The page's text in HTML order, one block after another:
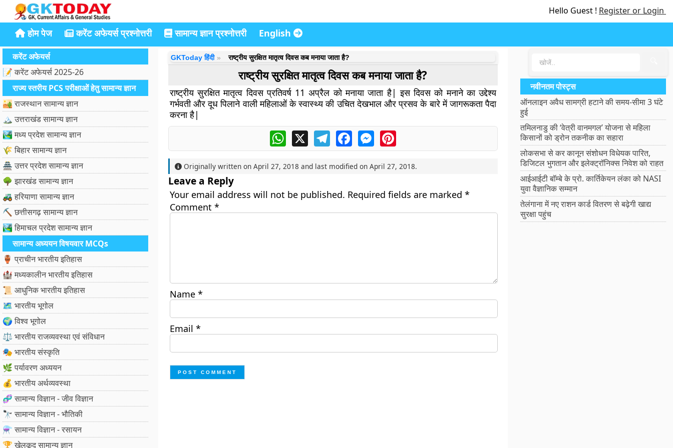
Hello Guest ! Register or Login
होम पेज करेंट अफेयर्स प्रश्नोत्तरी सामान्य ज्ञान प्रश्नोत्तरी English
करेंट अफेयर्स
📝 करेंट अफेयर्स 2025-26
राज्य स्तरीय PCS परीक्षाओं हेतु सामान्य ज्ञान
🏜️ राजस्थान सामान्य ज्ञान
🏔️ उत्तराखंड सामान्य ज्ञान
🏞️ मध्य प्रदेश सामान्य ज्ञान
🌾 बिहार सामान्य ज्ञान
🏯 उत्तर प्रदेश सामान्य ज्ञान
🌳 झारखंड सामान्य ज्ञान
🚜 हरियाणा सामान्य ज्ञान
⛏️ छत्तीसगढ़ सामान्य ज्ञान
🏞️ हिमाचल प्रदेश सामान्य ज्ञान
सामान्य अध्ययन विषयवार MCQs
🏺 प्राचीन भारतीय इतिहास
🏰 मध्यकालीन भारतीय इतिहास
📜 आधुनिक भारतीय इतिहास
🗺️ भारतीय भूगोल
🌍 विश्व भूगोल
⚖️ भारतीय राजव्यवस्था एवं संविधान
🎭 भारतीय संस्कृति
🌿 पर्यावरण अध्ययन
💰 भारतीय अर्थव्यवस्था
🧬 सामान्य विज्ञान - जीव विज्ञान
🔭 सामान्य विज्ञान - भौतिकी
⚗️ सामान्य विज्ञान - रसायन
🏆 खेलकूद सामान्य ज्ञान
GKToday हिंदी राष्ट्रीय सुरक्षित मातृत्व दिवस कब मनाया जाता है?
राष्ट्रीय सुरक्षित मातृत्व दिवस कब मनाया जाता है?
राष्ट्रीय सुरक्षित मातृत्व दिवस प्रतिवर्ष 11 अप्रैल को मनाया जाता है| इस दिवस को मनाने का उद्देश्य
गर्भवती और दूध पिलाने वाली महिलाओं के स्वास्थ्य की उचित देखभाल और प्रसव के बारे में जागरूकता पैदा
करना है|
WhatsApp
X TelegramFacebookMessengerPinterest
Originally written on April 27, 2018 and last modified on April 27, 2018.
Leave a Reply
Your email address will not be published. Required fields are marked *
Comment *
Name *
Email *
नवीनतम पोस्ट्स
ऑनलाइन अवैध सामग्री हटाने की समय-सीमा 3 घंटे
हुई
तमिलनाडु की ‘वेत्री वानमगल’ योजना से महिला
किसानों को ड्रोन तकनीक का सहारा
लोकसभा से कर कानून संशोधन विधेयक पारित,
डिजिटल भुगतान और इलेक्ट्रॉनिक्स निवेश को राहत
आईआईटी बॉम्बे के प्रो. कार्तिकेयन लंका को NASI
युवा वैज्ञानिक सम्मान
तेलंगाना में नए राशन कार्ड वितरण से बढ़ेगी खाद्य
सुरक्षा पहुंच